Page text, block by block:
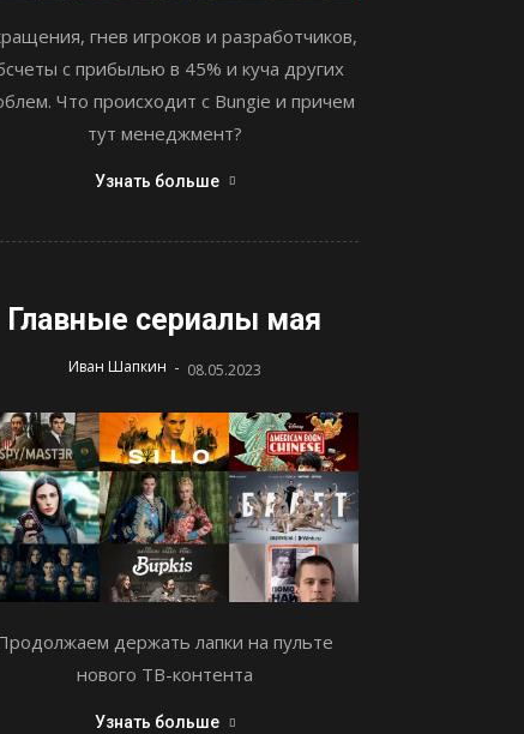
гнев игроков и разработчиков,
с прибылью в 45% и куча других
Что происходит с Bungie и причем
тут менеджмент?
Узнать больше
Главные сериалы мая
Иван Шапкин - 08.05.2023
держать лапки на пульте
нового ТВ-контента
Узнать больше